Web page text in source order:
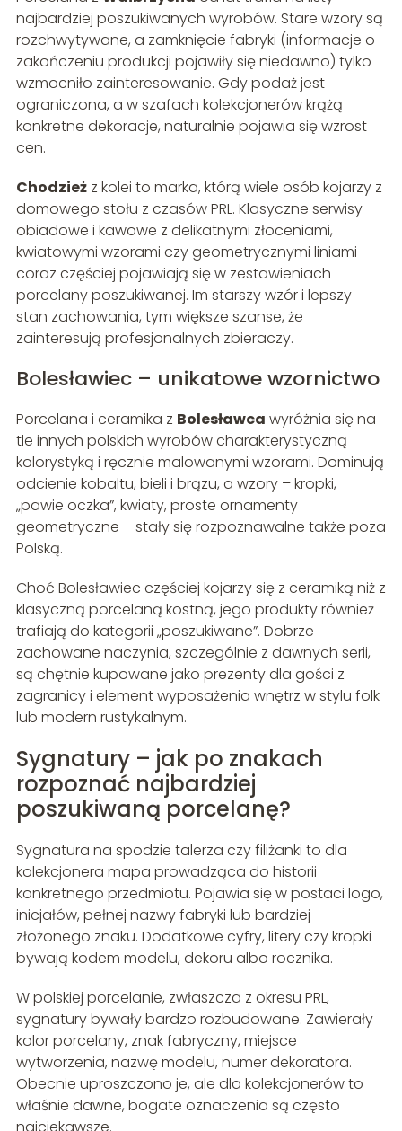
najbardziej poszukiwanych wyrobów. Stare wzory są
rozchwytywane, a zamknięcie fabryki (informacje o
zakończeniu produkcji pojawiły się niedawno) tylko
wzmocniło zainteresowanie. Gdy podaż jest
ograniczona, a w szafach kolekcjonerów krążą
konkretne dekoracje, naturalnie pojawia się wzrost
cen.
Chodzieżz kolei to marka, którą wiele osób kojarzy z
domowego stołu z czasów PRL. Klasyczne serwisy
obiadowe i kawowe z delikatnymi złoceniami,
kwiatowymi wzorami czy geometrycznymi liniami
coraz częściej pojawiają się w zestawieniach
porcelany poszukiwanej. Im starszy wzór i lepszy
stan zachowania, tym większe szanse, że
zainteresują profesjonalnych zbieraczy.
Bolesławiec – unikatowe wzornictwo
Porcelana i ceramika z Bolesławca wyróżnia się na
tle innych polskich wyrobów charakterystyczną
kolorystyką i ręcznie malowanymi wzorami. Dominują
odcienie kobaltu, bieli i brązu, a wzory – kropki,
„pawie oczka”, kwiaty, proste ornamenty
geometryczne – stały się rozpoznawalne także poza
Polską.
Choć Bolesławiec częściej kojarzy się z ceramiką niż z
klasyczną porcelaną kostną, jego produkty również
trafiają do kategorii „poszukiwane”. Dobrze
zachowane naczynia, szczególnie z dawnych serii,
są chętnie kupowane jako prezenty dla gości z
zagranicy i element wyposażenia wnętrz w stylu folk
lub modern rustykalnym.
Sygnatury – jak po znakach
rozpoznać najbardziej
poszukiwaną porcelanę?
Sygnatura na spodzie talerza czy filiżanki to dla
kolekcjonera mapa prowadząca do historii
konkretnego przedmiotu. Pojawia się w postaci logo,
inicjałów, pełnej nazwy fabryki lub bardziej
złożonego znaku. Dodatkowe cyfry, litery czy kropki
bywają kodem modelu, dekoru albo rocznika.
W polskiej porcelanie, zwłaszcza z okresu PRL,
sygnatury bywały bardzo rozbudowane. Zawierały
kolor porcelany, znak fabryczny, miejsce
wytworzenia, nazwę modelu, numer dekoratora.
Obecnie uproszczono je, ale dla kolekcjonerów to
właśnie dawne, bogate oznaczenia są często
najciekawsze.